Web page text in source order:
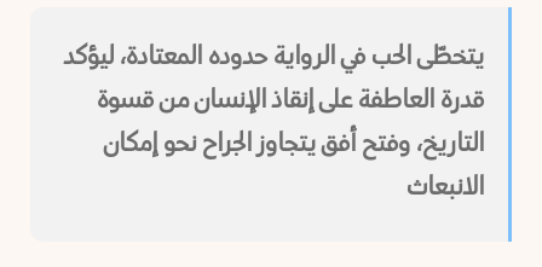
يتخطّى الحب في الرواية حدوده المعتادة، ليؤكد
قدرة العاطفة على إنقاذ الإنسان من قسوة
التاريخ، وفتح أفق يتجاوز الجراح نحو إمكان
الانبعاث